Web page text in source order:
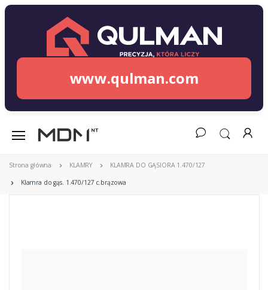
www.qulman.com
Strona główna KLAMRY KLAMRA DO GĄSIORA 1.470/127
Klamra do gąs. 1.470/127 c.brązowa